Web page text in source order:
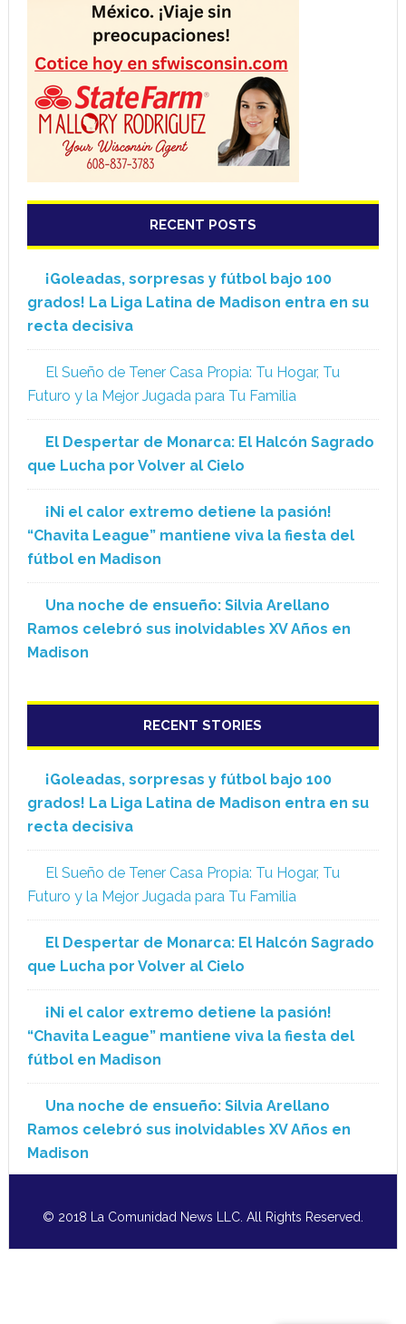
RECENT POSTS
¡Goleadas, sorpresas y fútbol bajo 100
grados! La Liga Latina de Madison entra en su
recta decisiva
El Sueño de Tener Casa Propia: Tu Hogar, Tu
Futuro y la Mejor Jugada para Tu Familia
El Despertar de Monarca: El Halcón Sagrado
que Lucha por Volver al Cielo
¡Ni el calor extremo detiene la pasión!
“Chavita League” mantiene viva la fiesta del
fútbol en Madison
Una noche de ensueño: Silvia Arellano
Ramos celebró sus inolvidables XV Años en
Madison
RECENT STORIES
¡Goleadas, sorpresas y fútbol bajo 100
grados! La Liga Latina de Madison entra en su
recta decisiva
El Sueño de Tener Casa Propia: Tu Hogar, Tu
Futuro y la Mejor Jugada para Tu Familia
El Despertar de Monarca: El Halcón Sagrado
que Lucha por Volver al Cielo
¡Ni el calor extremo detiene la pasión!
“Chavita League” mantiene viva la fiesta del
fútbol en Madison
Una noche de ensueño: Silvia Arellano
Ramos celebró sus inolvidables XV Años en
Madison
© 2018 La Comunidad News LLC. All Rights Reserved.